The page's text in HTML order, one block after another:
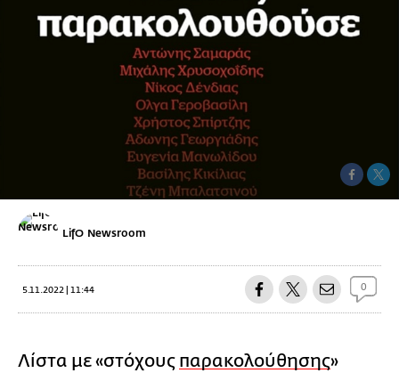
LifO Newsroom
5.11.2022 | 11:44 0
Λίστα με «στόχους παρακολούθησης»